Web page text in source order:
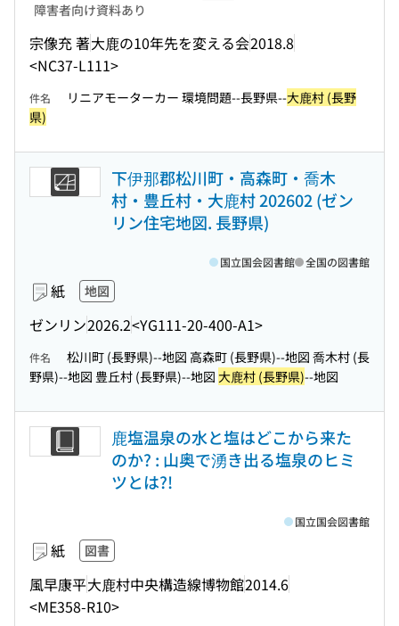
障害者向け資料あり
宗像充 著大鹿の10年先を変える会2018.8
<NC37-L111>
件名 リニアモーターカー 環境問題--長野県--大鹿村 (長野
県)
下伊那郡松川町・高森町・喬木
村・豊丘村・大鹿村 202602 (ゼン
リン住宅地図. 長野県)
紙 地図
ゼンリン2026.2<YG111-20-400-A1>
国立国会図書館 全国の図書館
件名
松川町 (長野県)--地図 高森町 (長野県)--地図 喬木村 (長
野県)--地図 豊丘村 (長野県)--地図 大鹿村 (長野県)--地図
鹿塩温泉の水と塩はどこから来た
のか? : 山奥で湧き出る塩泉のヒミ
ツとは?!
紙 図書
風早康平大鹿村中央構造線博物館2014.6
<ME358-R10>
国立国会図書館